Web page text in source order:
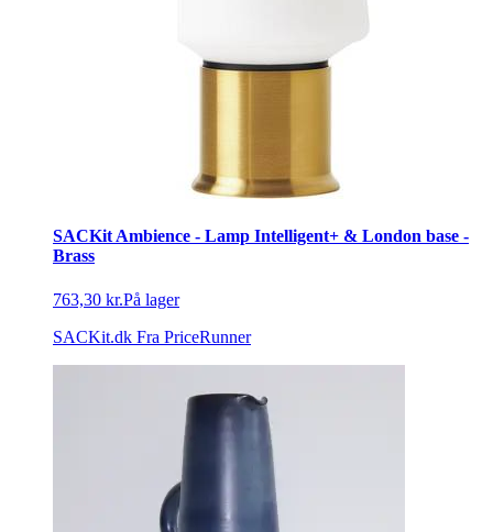
SACKit Ambience - Lamp Intelligent+ & London base -
Brass
763,30 kr.På lager
SACKit.dk Fra PriceRunner